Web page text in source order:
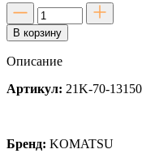
Количество
товара
Втулка
соединение
ГЦ
стрелы
для
PC
В корзину
Описание
Артикул: 21K-70-
Бренд: KOMATSU